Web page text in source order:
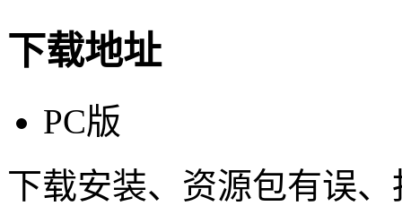
下载地址
PC版
下载安装、资源包有误